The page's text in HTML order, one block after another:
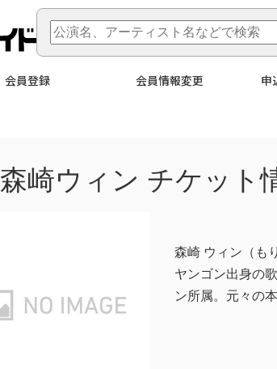
会員登録 会員情報変更 申
森崎ウィン チケット
森崎 ウィン（も
ヤンゴン出身の
ン所属。元々の